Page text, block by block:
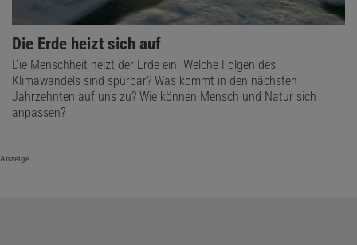
Die Erde heizt sich auf
Die Menschheit heizt der Erde ein. Welche Folgen des
Klimawandels sind spürbar? Was kommt in den nächsten
Jahrzehnten auf uns zu? Wie können Mensch und Natur sich
anpassen?
Anzeige